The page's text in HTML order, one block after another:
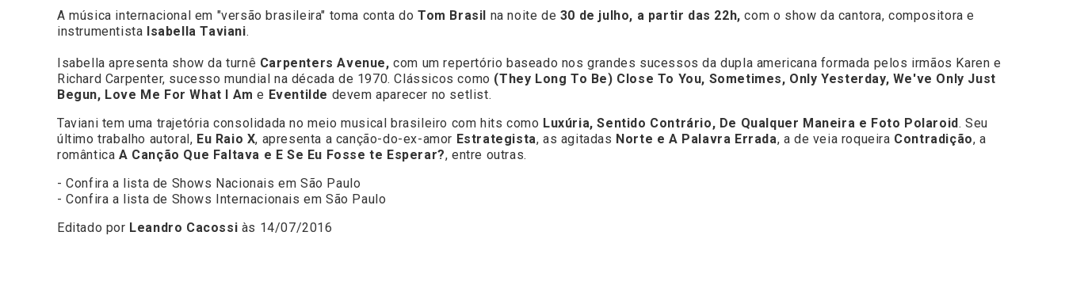
A música internacional em "versão brasileira" toma conta do Tom Brasil na noite de 30 de julho, a partir das 22h, com o show da cantora, compositora e
instrumentista Isabella Taviani.
Isabella apresenta show da turnê Carpenters Avenue,com um repertório baseado nos grandes sucessos da dupla americana formada pelos irmãos Karen e
Richard Carpenter, sucesso mundial na década de 1970. Clássicos como (They Long To Be) Close To You, Sometimes, Only Yesterday, We've Only Just
Begun, Love Me For What I Am e Eventilde devem aparecer no setlist.
Taviani tem uma trajetória consolidada no meio musical brasileiro com hits como Luxúria, Sentido Contrário, De Qualquer Maneira e Foto Polaroid. Seu
último trabalho autoral, Eu Raio X, apresenta a canção-do-ex-amor Estrategista, as agitadas Norte e A Palavra Errada, a de veia roqueira Contradição, a
romântica A Canção Que Faltava e E Se Eu Fosse te Esperar?, entre outras.
- Confira a lista de Shows Nacionais em São Paulo
- Confira a lista de Shows Internacionais em São Paulo
Editado por Leandro Cacossi às 14/07/2016